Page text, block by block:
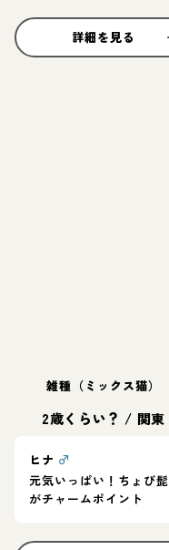
詳細を見る
雑種（ミックス猫）
2歳くらい？ / 関東
ヒナ ♂
元気いっぱい！ちょび髭
がチャームポイント